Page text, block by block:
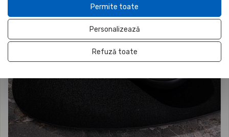
Permite toate
Personalizează
Refuză toate